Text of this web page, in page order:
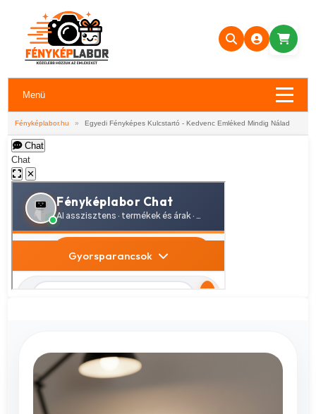
Menü
Fényképlabor.hu » Egyedi Fényképes Kulcstartó - Kedvenc Emléked Mindig Nálad
Chat
Chat
✕